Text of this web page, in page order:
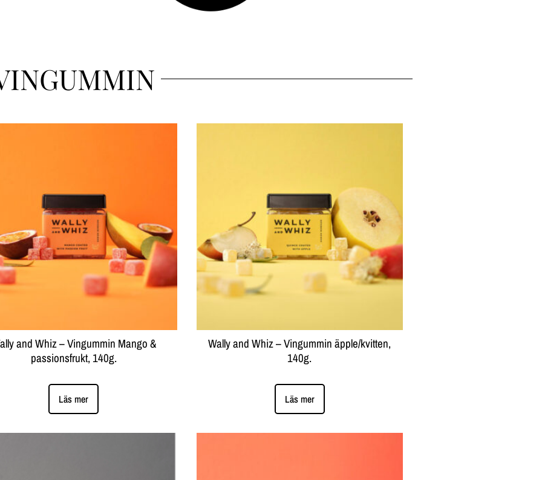
and Whiz – Vingummin Mango &
passionsfrukt, 140g.
Läs mer
Wally and Whiz – Vingummin äpple/kvitten,
140g.
Läs mer